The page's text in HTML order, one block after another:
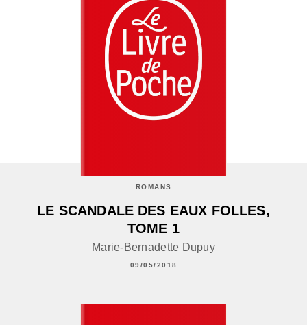
ROMANS
LE SCANDALE DES EAUX FOLLES,
TOME 1
Marie-Bernadette Dupuy
09/05/2018